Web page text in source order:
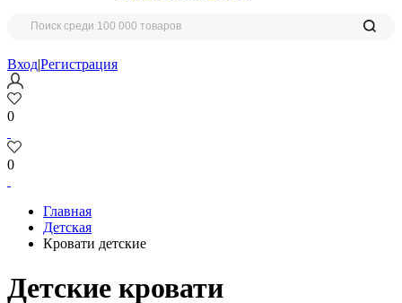
Вход|Регистрация
0
0
Главная
Детская
Кровати детские
Детские кровати